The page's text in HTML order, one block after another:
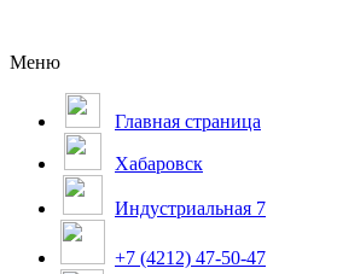
Меню
Главная страница
Хабаровск
Индустриальная 7
+7 (4212) 47-50-47